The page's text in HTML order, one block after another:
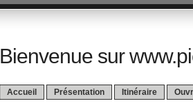
Bienvenue sur
Accueil Présentation Itinéraire